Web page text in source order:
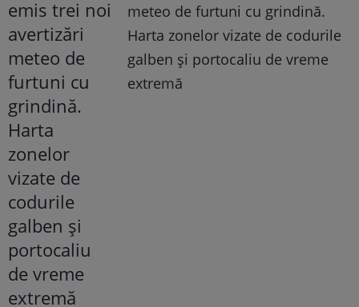
meteo de furtuni cu grindină.
Harta zonelor vizate de codurile
galben și portocaliu de vreme
extremă